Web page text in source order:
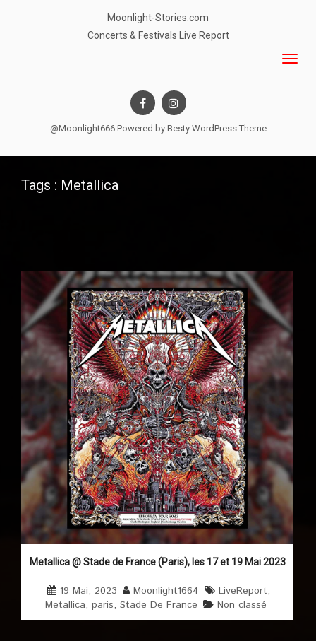
Moonlight-Stories.com
Concerts & Festivals Live Report
@Moonlight666 Powered by Besty WordPress Theme
Tags : Metallica
Metallica @ Stade de France (Paris), les 17 et 19 Mai 2023
19 Mai, 2023 Moonlight1664 LiveReport,
Metallica,paris,Stade De France Non classé